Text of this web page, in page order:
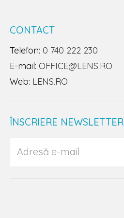
CONTACT
Telefon: 0 740 222 230
E-mail: OFFICE@LENS.RO
Web: LENS.RO
ÎNSCRIERE NEWSLETTER